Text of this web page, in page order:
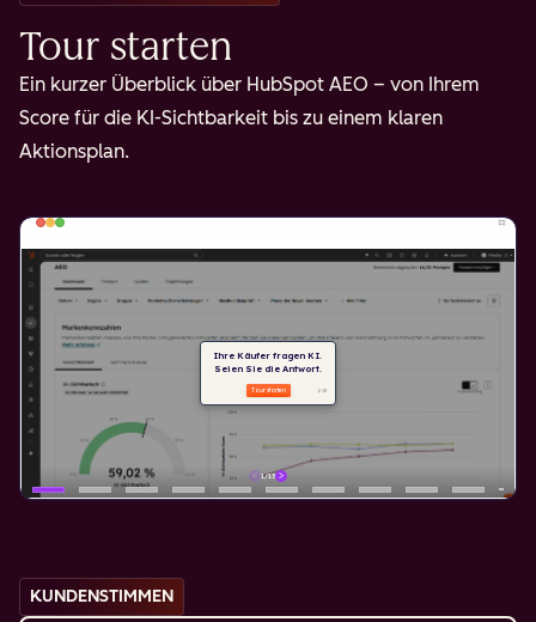
Tour starten
Ein kurzer Überblick über HubSpot AEO – von Ihrem
Score für die KI-Sichtbarkeit bis zu einem klaren
Aktionsplan.
KUNDENSTIMMEN